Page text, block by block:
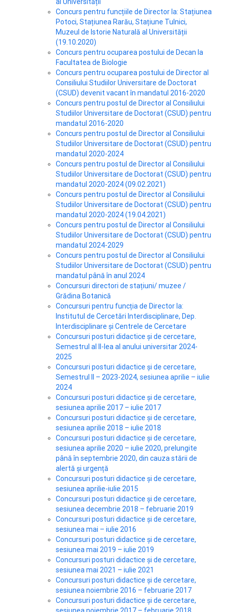
Concurs pentru funcțiile de Director la: Stațiunea
Potoci, Stațiunea Rarău, Stațiune Tulnici,
Muzeul de Istorie Naturală al Universității
(19.10.2020)
Concurs pentru ocuparea postului de Decan la
Facultatea de Biologie
Concurs pentru ocuparea postului de Director al
Consiliului Studiilor Universitare de Doctorat
(CSUD) devenit vacant în mandatul 2016-2020
Concurs pentru postul de Director al Consiliului
Studiilor Universitare de Doctorat (CSUD) pentru
mandatul 2016-2020
Concurs pentru postul de Director al Consiliului
Studiilor Universitare de Doctorat (CSUD) pentru
mandatul 2020-2024
Concurs pentru postul de Director al Consiliului
Studiilor Universitare de Doctorat (CSUD) pentru
mandatul 2020-2024 (09.02.2021)
Concurs pentru postul de Director al Consiliului
Studiilor Universitare de Doctorat (CSUD) pentru
mandatul 2020-2024 (19.04.2021)
Concurs pentru postul de Director al Consiliului
Studiilor Universitare de Doctorat (CSUD) pentru
mandatul 2024-2029
Concurs pentru postul de Director al Consiliului
Studiilor Universitare de Doctorat (CSUD) pentru
mandatul până în anul 2024
Concursuri directori de stațiuni/ muzee /
Grădina Botanică
Concursuri pentru funcția de Director la:
Institutul de Cercetări Interdisciplinare, Dep.
Interdisciplinare și Centrele de Cercetare
Concursuri posturi didactice și de cercetare,
Semestrul al II-lea al anului universitar 2024-
2025
Concursuri posturi didactice și de cercetare,
Semestrul II – 2023-2024, sesiunea aprilie – iulie
2024
Concursuri posturi didactice și de cercetare,
sesiunea aprilie 2017 – iulie 2017
Concursuri posturi didactice și de cercetare,
sesiunea aprilie 2018 – iulie 2018
Concursuri posturi didactice și de cercetare,
sesiunea aprilie 2020 – iulie 2020, prelungite
până în septembrie 2020, din cauza stării de
alertă și urgență
Concursuri posturi didactice și de cercetare,
sesiunea aprilie-iulie 2015
Concursuri posturi didactice și de cercetare,
sesiunea decembrie 2018 – februarie 2019
Concursuri posturi didactice și de cercetare,
sesiunea mai – iulie 2016
Concursuri posturi didactice și de cercetare,
sesiunea mai 2019 – iulie 2019
Concursuri posturi didactice și de cercetare,
sesiunea mai 2021 – iulie 2021
Concursuri posturi didactice și de cercetare,
sesiunea noiembrie 2016 – februarie 2017
Concursuri posturi didactice și de cercetare,